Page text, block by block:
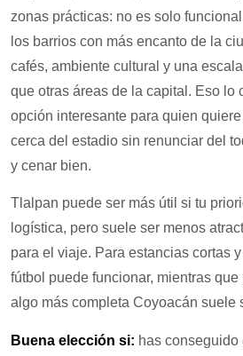
zonas prácticas: no es solo
los barrios con más encanto de la
cafés, ambiente cultural y una
que otras áreas de la capital. Eso lo
opción interesante para quien
cerca del estadio sin renunciar del
y cenar bien.
Tlalpan puede ser más útil si tu
logística, pero suele ser menos
para el viaje. Para estancias cortas
fútbol puede funcionar, mientras
algo más completa Coyoacán suele
Buena elección si: has